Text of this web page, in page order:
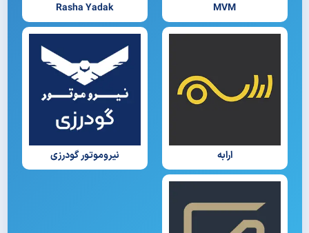
MVM
Rasha Yadak
ارابه نیروموتور گودرزی